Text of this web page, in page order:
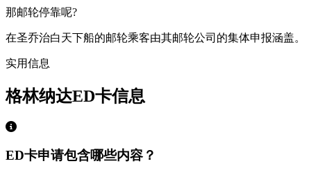
那邮轮停靠呢?
在圣乔治白天下船的邮轮乘客由其邮轮公司的集体申报涵盖。
实用信息
格林纳达ED卡信息
ED卡申请包含哪些内容？